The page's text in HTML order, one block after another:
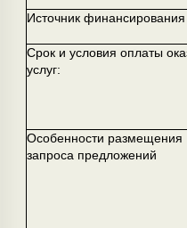
Источник финансирования
Срок и условия оплаты
услуг:
Особенности размещения
запроса предложений